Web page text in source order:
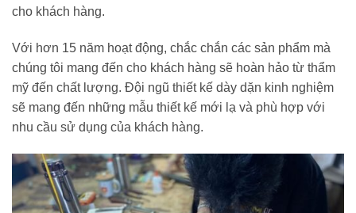
cho khách hàng.
Với hơn 15 năm hoạt động, chắc chắn các sản phẩm mà
chúng tôi mang đến cho khách hàng sẽ hoàn hảo từ thẩm
mỹ đến chất lượng. Đội ngũ thiết kế dày dặn kinh nghiệm
sẽ mang đến những mẫu thiết kế mới lạ và phù hợp với
nhu cầu sử dụng của khách hàng.